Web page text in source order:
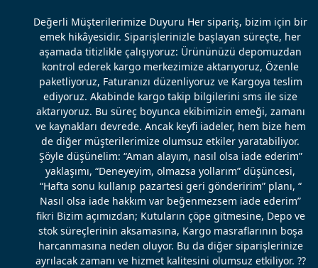
Değerli Müşterilerimize Duyuru Her sipariş, bizim için bir
emek hikâyesidir. Siparişlerinizle başlayan süreçte, her
aşamada titizlikle çalışıyoruz: Ürününüzü depomuzdan
kontrol ederek kargo merkezimize aktarıyoruz, Özenle
paketliyoruz, Faturanızı düzenliyoruz ve Kargoya teslim
ediyoruz. Akabinde kargo takip bilgilerini sms ile size
aktarıyoruz. Bu süreç boyunca ekibimizin emeği, zamanı
ve kaynakları devrede. Ancak keyfi iadeler, hem bize hem
de diğer müşterilerimize olumsuz etkiler yaratabiliyor.
Şöyle düşünelim: “Aman alayım, nasıl olsa iade ederim”
yaklaşımı, “Deneyeyim, olmazsa yollarım” düşüncesi,
“Hafta sonu kullanıp pazartesi geri gönderirim” planı, “
Nasıl olsa iade hakkım var beğenmezsem iade ederim”
fikri Bizim açımızdan; Kutuların çöpe gitmesine, Depo ve
stok süreçlerinin aksamasına, Kargo masraflarının boşa
harcanmasına neden oluyor. Bu da diğer siparişlerinize
ayrılacak zamanı ve hizmet kalitesini olumsuz etkiliyor. ??